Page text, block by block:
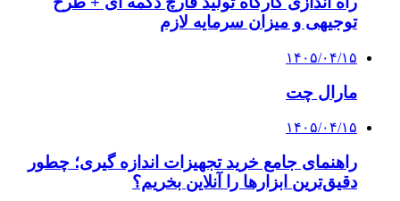
توجیهی و میزان سرمایه لازم
۱۴۰۵/۰۴/۱۵
مارال چت
۱۴۰۵/۰۴/۱۵
راهنمای جامع خرید تجهیزات اندازه گیری؛ چطور
دقیق‌ترین ابزارها را آنلاین بخریم؟